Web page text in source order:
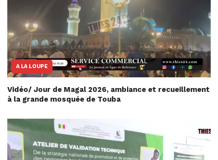
A LA LOUPE
Vidéo/ Jour de Magal 2026, ambiance et recueillement
à la grande mosquée de Touba